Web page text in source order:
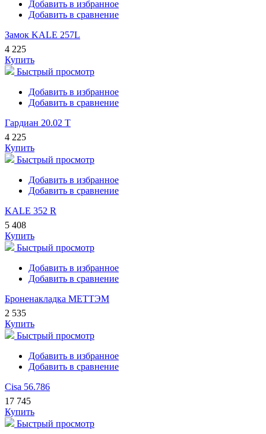
Добавить в избранное
Добавить в сравнение
Замок KALE 257L
4 225
Купить
Быстрый просмотр
Добавить в избранное
Добавить в сравнение
Гардиан 20.02 Т
4 225
Купить
Быстрый просмотр
Добавить в избранное
Добавить в сравнение
KALE 352 R
5 408
Купить
Быстрый просмотр
Добавить в избранное
Добавить в сравнение
Броненакладка МЕТТЭМ
2 535
Купить
Быстрый просмотр
Добавить в избранное
Добавить в сравнение
Cisa 56.786
17 745
Купить
Быстрый просмотр